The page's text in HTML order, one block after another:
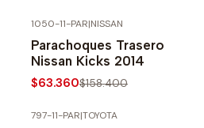
1050-11-PAR|NISSAN
Parachoques Trasero
Nissan Kicks 2014
$63.360$158.400
797-11-PAR|TOYOTA